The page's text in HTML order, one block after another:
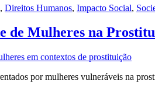
, Direitos Humanos, Impacto Social,
de Mulheres na
por mulheres vulneráveis na